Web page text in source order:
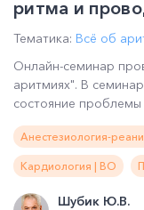
ритма и
Тематика: Всё об
Онлайн-семинар
аритмиях". В
состояние проблемы
Анестезиология-
Кардиология | ВО
Шубик Ю.В.